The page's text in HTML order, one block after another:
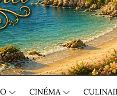
CINÉMA